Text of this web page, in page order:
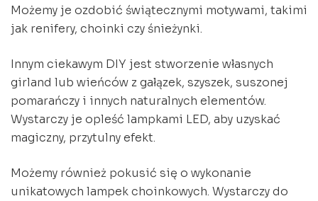
Możemy je ozdobić świątecznymi motywami, takimi
jak renifery, choinki czy śnieżynki.
Innym ciekawym DIY jest stworzenie własnych
girland lub wieńców z gałązek, szyszek, suszonej
pomarańczy i innych naturalnych elementów.
Wystarczy je opleść lampkami LED, aby uzyskać
magiczny, przytulny efekt.
Możemy również pokusić się o wykonanie
unikatowych lampek choinkowych. Wystarczy do